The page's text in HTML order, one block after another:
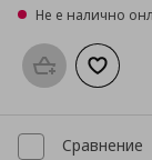
Не е налично
Προσθήκη στο
Сравнение